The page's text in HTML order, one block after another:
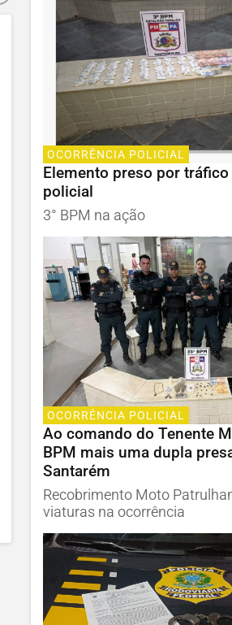
OCORRÊNCIA POLICIAL
Elemento preso por
policial
3° BPM na ação
OCORRÊNCIA POLICIAL
Ao comando do Tenente
BPM mais uma dupla
Santarém
Recobrimento Moto
viaturas na ocorrência